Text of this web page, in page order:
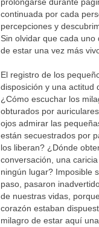
continuada por cada
percepciones y
Sin olvidar que cada
de estar una vez más
El registro de los
disposición y una actitud
¿Cómo escuchar los
obturados por
ojos admirar las
están secuestrados por
los liberan? ¿Dónde
conversación, una
ningún lugar? Imposible
paso, pasaron
de nuestras vidas,
corazón estaban
milagro de estar aquí